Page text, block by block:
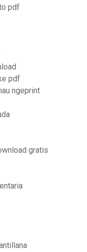
pdf
pdf
ngeprint
gratis